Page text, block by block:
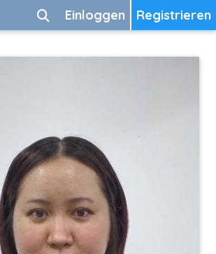
Registrieren
Einloggen